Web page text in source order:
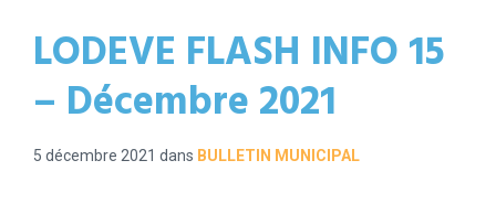
LODEVE FLASH INFO 15
– Décembre 2021
5 décembre 2021 dans BULLETIN MUNICIPAL